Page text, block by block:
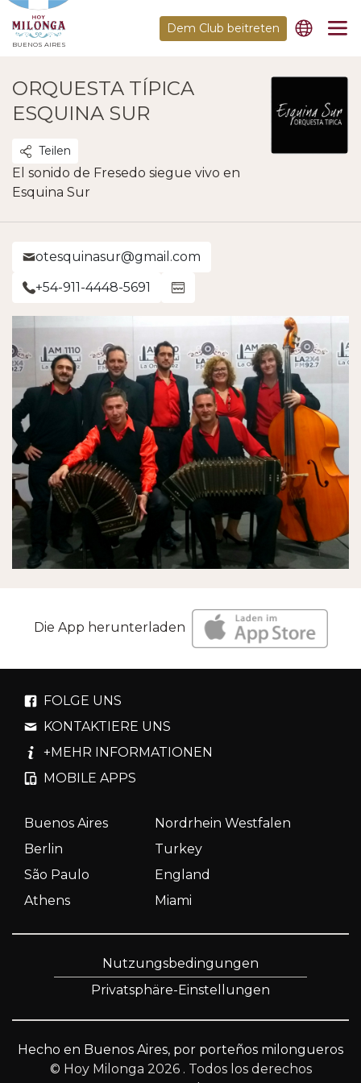
BUENOS AIRES
Dem Club beitreten
ORQUESTA TÍPICA
ESQUINA SUR
Teilen
El sonido de Fresedo siegue vivo en
Esquina Sur
otesquinasur@gmail.com
+54-911-4448-5691
Die App herunterladen
FOLGE UNS
KONTAKTIERE UNS
+MEHR INFORMATIONEN
MOBILE APPS
Buenos Aires
Nordrhein Westfalen
Berlin
Turkey
São Paulo
England
Athens
Miami
Nutzungsbedingungen
Privatsphäre-Einstellungen
Hecho en Buenos Aires, por porteños milongueros
© Hoy Milonga 2026 . Todos los derechos